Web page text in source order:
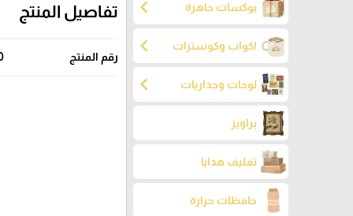
بوكسات جاهزة chevron_left
اكواب وكوسترات chevron_left
لوحات وجداريات chevron_left
براويز
تغليف هدايا
حافظات حرارة
تفاصيل المنتج
رقم المنتج